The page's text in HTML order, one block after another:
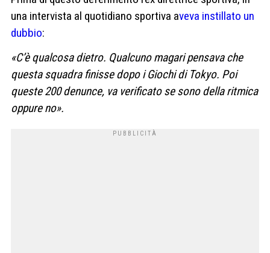
una intervista al quotidiano sportiva aveva instillato un
dubbio:
«C’è qualcosa dietro. Qualcuno magari pensava che
questa squadra finisse dopo i Giochi di Tokyo. Poi
queste 200 denunce, va verificato se sono della ritmica
oppure no».